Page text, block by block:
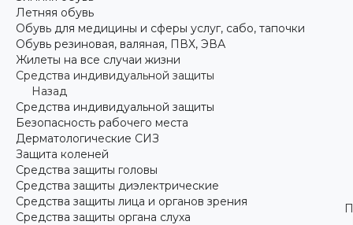
Летняя обувь
Обувь для медицины и сферы услуг, сабо, тапочки
Обувь резиновая, валяная, ПВХ, ЭВА
Жилеты на все случаи жизни
Средства индивидуальной защиты
Назад
Средства индивидуальной защиты
Безопасность рабочего места
Дерматологические СИЗ
Защита коленей
Средства защиты головы
Средства защиты диэлектрические
Средства защиты лица и органов зрения
Средства защиты органа слуха